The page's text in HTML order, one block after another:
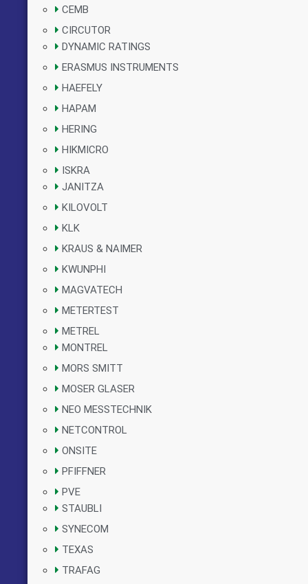
CEMB
CIRCUTOR
DYNAMIC RATINGS
ERASMUS INSTRUMENTS
HAEFELY
HAPAM
HERING
HIKMICRO
ISKRA
JANITZA
KILOVOLT
KLK
KRAUS & NAIMER
KWUNPHI
MAGVATECH
METERTEST
METREL
MONTREL
MORS SMITT
MOSER GLASER
NEO MESSTECHNIK
NETCONTROL
ONSITE
PFIFFNER
PVE
STAUBLI
SYNECOM
TEXAS
TRAFAG